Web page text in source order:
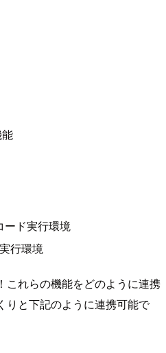
ード実行環境
行環境
これらの機能をどのように連携
りと下記のように連携可能で